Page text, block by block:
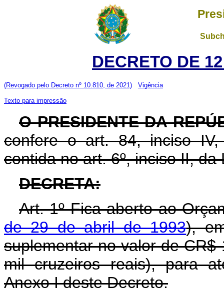
DECRETO DE
(Revogado pelo Decreto nº 10.810, de 2021) Vigência
Texto para impressão
O PRESIDENTE DA
confere o art. 84, inciso
contida no art. 6º, inciso II,
DECRETA:
Art. 1º Fica aberto ao
de 29 de abril de 1993),
suplementar no valor de
mil cruzeiros reais), para
Anexo I deste Decreto.